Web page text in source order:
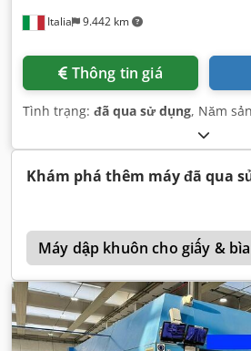
Italia 9.442 km
Thông tin giá
Tình trạng: đã qua sử dụng, Năm
Khám phá thêm máy đã qua
Máy dập khuôn cho giấy &